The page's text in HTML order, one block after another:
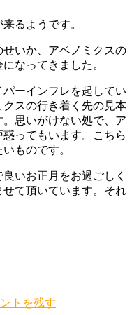
るようです。
いか、アベノミクスの
なってきました。
ーインフレを起してい
スの行き着く先の見本
思いがけない処で、ア
ってもいます。こちら
ものです。
いお正月をお過ごしく
て頂いています。それ
トを残す